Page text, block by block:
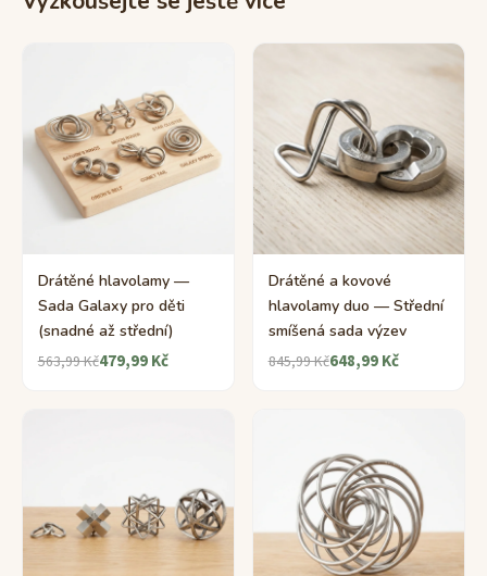
Drátěné hlavolamy —
Sada Galaxy pro děti
(snadné až střední)
563,99 Kč479,99 Kč
Drátěné a kovové
hlavolamy duo — Střední
smíšená sada výzev
845,99 Kč648,99 Kč